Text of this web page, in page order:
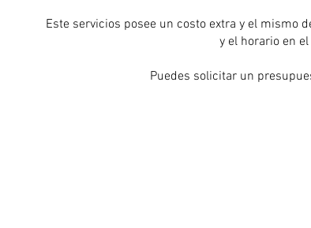
Este servicios posee un costo extra y el mismo
y el horario en
Puedes solicitar un